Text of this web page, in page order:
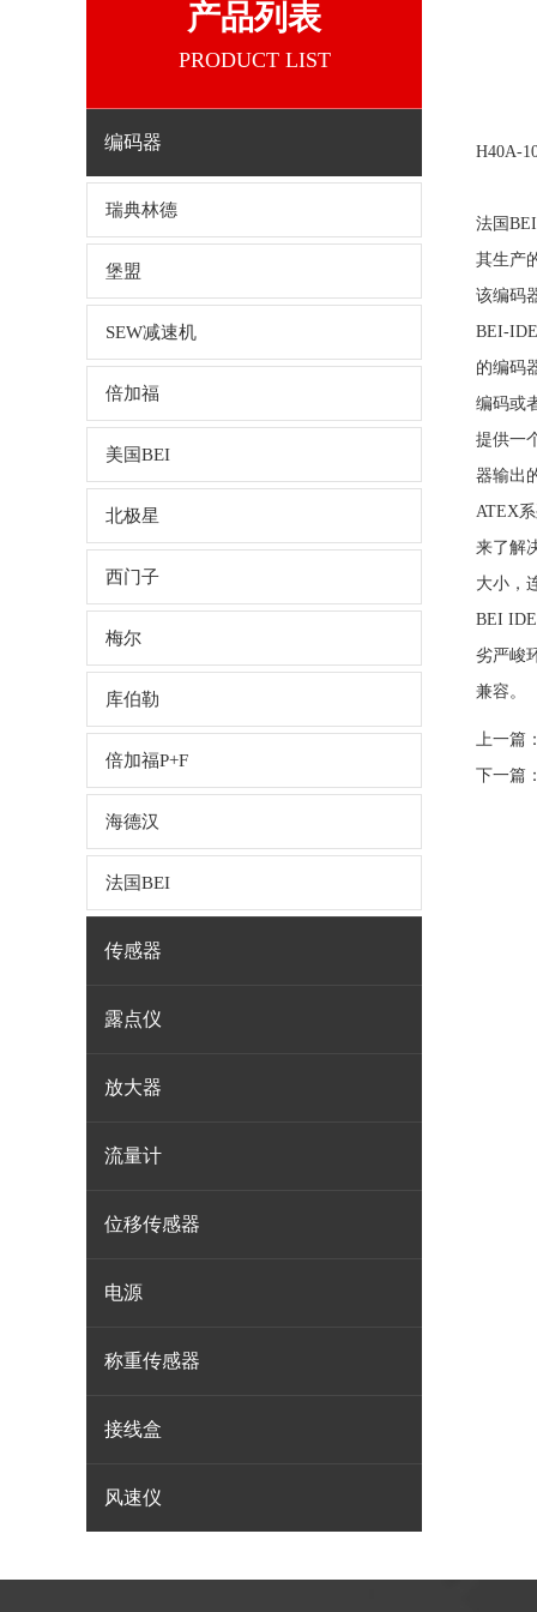
产品列表
PRODUCT LIST
编码器
瑞典林德
堡盟
SEW减速机
倍加福
美国BEI
北极星
西门子
梅尔
库伯勒
倍加福P+F
海德汉
法国BEI
传感器
露点仪
放大器
流量计
位移传感器
电源
称重传感器
接线盒
风速仪
H40A-
法国
其生产
该编码
BEI-
的编码
编码或
提供一
器输出
ATEX
来了解
大小，
BEI
劣严峻
兼容。
上一篇
下一篇